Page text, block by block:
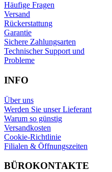
Häufige Fragen
Versand
Rückerstattung
Garantie
Sichere Zahlungsarten
Technischer Support und
Probleme
INFO
Über uns
Werden Sie unser Lieferant
Warum so günstig
Versandkosten
Cookie-Richtlinie
Filialen & Öffnungszeiten
BÜROKONTAKTE